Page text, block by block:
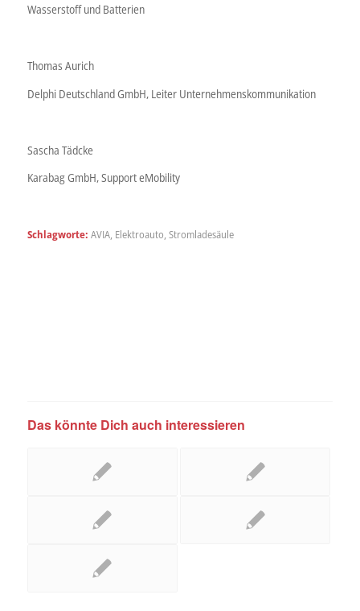
Wasserstoff und Batterien
Thomas Aurich
Delphi Deutschland GmbH, Leiter Unternehmenskommunikation
Sascha Tädcke
Karabag GmbH, Support eMobility
Schlagworte: AVIA, Elektroauto, Stromladesäule
Das könnte Dich auch interessieren